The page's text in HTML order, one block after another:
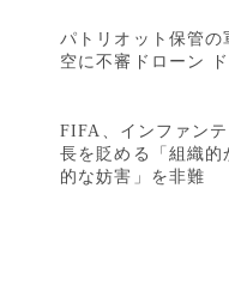
パトリオット保管の
空に不審ドローン
FIFA、インファン
長を貶める「組織的
的な妨害」を非難